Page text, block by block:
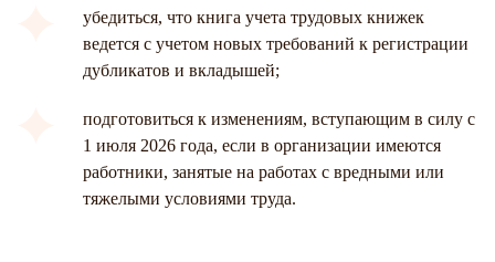
убедиться, что книга учета трудовых книжек
ведется с учетом новых требований к регистрации
дубликатов и вкладышей;
подготовиться к изменениям, вступающим в силу с
1 июля 2026 года, если в организации имеются
работники, занятые на работах с вредными или
тяжелыми условиями труда.